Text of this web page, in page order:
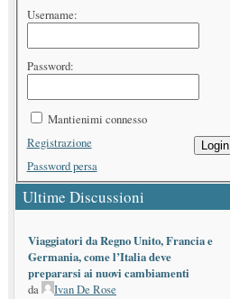
Username:
Password:
Mantienimi connesso
Login
Registrazione
Password persa
Ultime Discussioni
Viaggiatori da Regno Unito, Francia e
Germania, come l’Italia deve
prepararsi ai nuovi cambiamenti
da
Ivan De Rose